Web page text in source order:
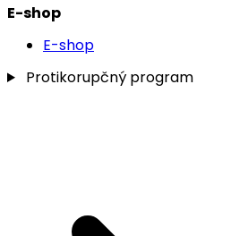
E-shop
E-shop
Protikorupčný program